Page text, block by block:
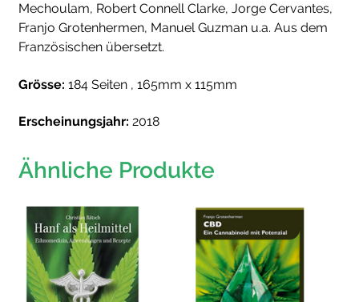
Mechoulam, Robert Connell Clarke, Jorge Cervantes,
Franjo Grotenhermen, Manuel Guzman u.a. Aus dem
Französischen übersetzt.
Grösse: 184 Seiten , 165mm x 115mm
Erscheinungsjahr: 2018
Ähnliche Produkte